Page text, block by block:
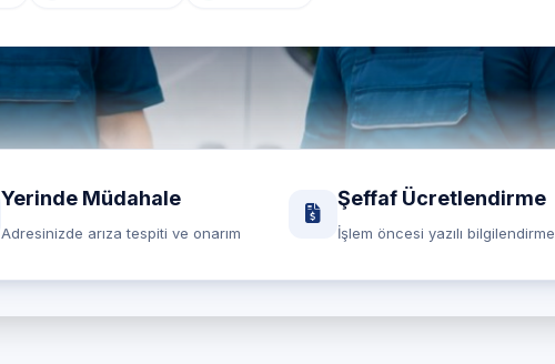
Yerinde Müdahale
Adresinizde arıza tespiti ve onarım
Şeffaf Ücretlendirme
İşlem öncesi yazılı bilgilendirme